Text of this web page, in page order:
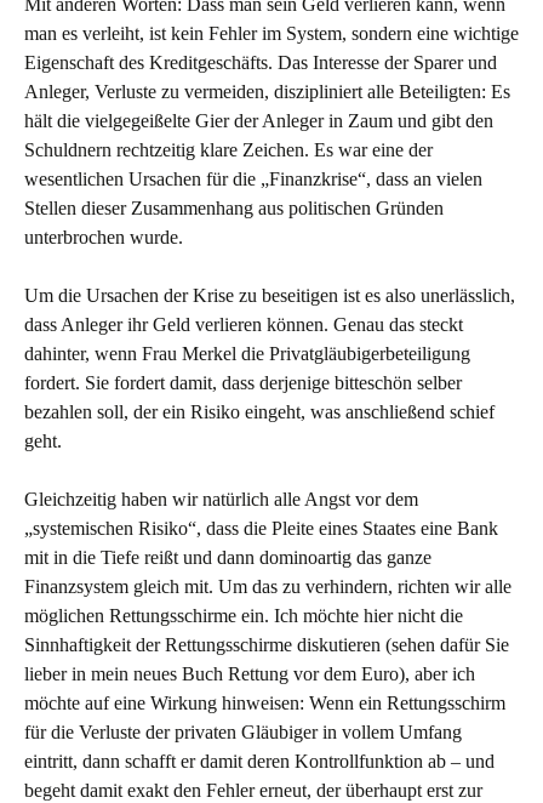
Mit anderen Worten: Dass man sein Geld verlieren kann, wenn
man es verleiht, ist kein Fehler im System, sondern eine wichtige
Eigenschaft des Kreditgeschäfts. Das Interesse der Sparer und
Anleger, Verluste zu vermeiden, diszipliniert alle Beteiligten: Es
hält die vielgegeißelte Gier der Anleger in Zaum und gibt den
Schuldnern rechtzeitig klare Zeichen. Es war eine der
wesentlichen Ursachen für die „Finanzkrise“, dass an vielen
Stellen dieser Zusammenhang aus politischen Gründen
unterbrochen wurde.
Um die Ursachen der Krise zu beseitigen ist es also unerlässlich,
dass Anleger ihr Geld verlieren können. Genau das steckt
dahinter, wenn Frau Merkel die Privatgläubigerbeteiligung
fordert. Sie fordert damit, dass derjenige bitteschön selber
bezahlen soll, der ein Risiko eingeht, was anschließend schief
geht.
Gleichzeitig haben wir natürlich alle Angst vor dem
„systemischen Risiko“, dass die Pleite eines Staates eine Bank
mit in die Tiefe reißt und dann dominoartig das ganze
Finanzsystem gleich mit. Um das zu verhindern, richten wir alle
möglichen Rettungsschirme ein. Ich möchte hier nicht die
Sinnhaftigkeit der Rettungsschirme diskutieren (sehen dafür Sie
lieber in mein neues Buch Rettung vor dem Euro), aber ich
möchte auf eine Wirkung hinweisen: Wenn ein Rettungsschirm
für die Verluste der privaten Gläubiger in vollem Umfang
eintritt, dann schafft er damit deren Kontrollfunktion ab – und
begeht damit exakt den Fehler erneut, der überhaupt erst zur